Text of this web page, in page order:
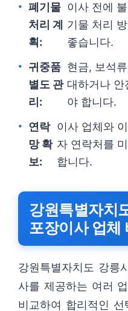
폐기물
처리 계
획:
이사 전에
기물 처리
좋습니다.
귀중품
별도 관
리:
현금, 보석
대하거나 안
야 합니다.
연락
망 확
보:
이사 업체와
자 연락처를
합니다.
강원특별자치
포장이사 업체
강원특별자치도 강릉
사를 제공하는 여러
비교하여 합리적인